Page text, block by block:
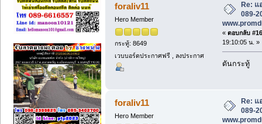
foraliv11
Hero Member
กระทู้: 8649
เวบบอร์ดประกาศฟรี , ลงประกาศ
Re:
089-
« ตอบกลับ
19:10:05 น. »
ดันกระทู้
foraliv11
Hero Member
Re: แ
089-